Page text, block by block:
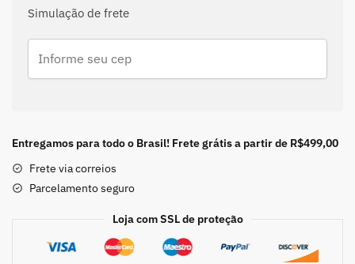
925Simulação de frete
Entregamos para todo o Brasil! Frete grátis a partir de R$499,00
Frete via correios
Parcelamento seguro
Loja com SSL de proteção